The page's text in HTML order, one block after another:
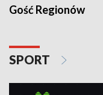
Gość Regionów
SPORT